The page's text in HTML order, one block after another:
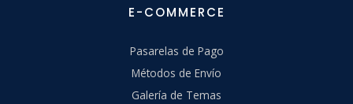
E-COMMERCE
Pasarelas de Pago
Métodos de Envío
Galería de Temas